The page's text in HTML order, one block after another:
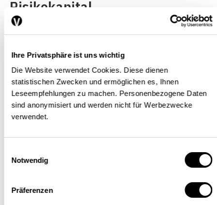
Ihre Privatsphäre ist uns wichtig
Die Website verwendet Cookies. Diese dienen
statistischen Zwecken und ermöglichen es, Ihnen
Leseempfehlungen zu machen. Personenbezogene Daten
sind anonymisiert und werden nicht für Werbezwecke
verwendet.
Notwendig
Präferenzen
Risikokapital.
Die Organisation für
wirtschaftliche
Zusammenarbeit und
Entwicklung (OECD) empfiehlt
das Konzept der Better
den OECD-Mitgliedsländern
zeigt jedoch, dass diese eigene
Lösungen und Reformmuster